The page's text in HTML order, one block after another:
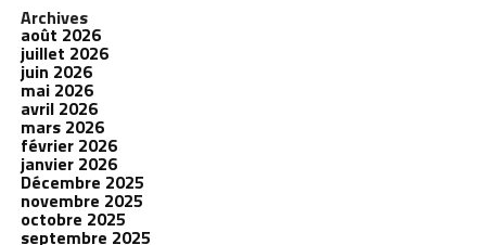
Archives
août 2026
juillet 2026
juin 2026
mai 2026
avril 2026
mars 2026
février 2026
janvier 2026
Décembre 2025
novembre 2025
octobre 2025
septembre 2025